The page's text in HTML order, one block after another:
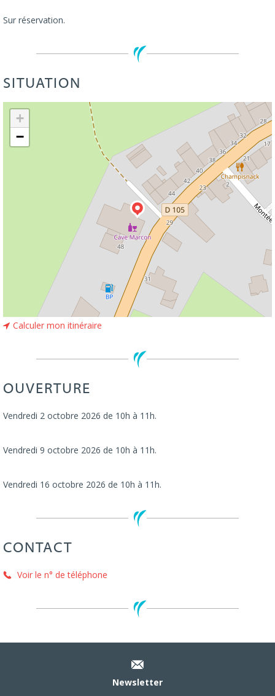
Sur réservation.
SITUATION
+
−
Calculer mon itinéraire
OUVERTURE
Vendredi 2 octobre 2026 de 10h à 11h.
Vendredi 9 octobre 2026 de 10h à 11h.
Vendredi 16 octobre 2026 de 10h à 11h.
CONTACT
Voir le n° de téléphone
Newsletter